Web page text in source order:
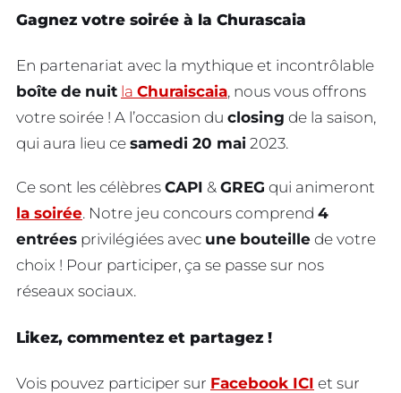
Gagnez votre soirée à la Churascaia
En partenariat avec la mythique et incontrôlable
boîte de nuit la Churaiscaia, nous vous offrons
votre soirée ! A l’occasion du closing de la saison,
qui aura lieu ce samedi 20 mai 2023.
Ce sont les célèbres CAPI & GREG qui animeront
la soirée. Notre jeu concours comprend 4
entrées privilégiées avec une bouteille de votre
choix ! Pour participer, ça se passe sur nos
réseaux sociaux.
Likez, commentez et partagez !
Vois pouvez participer sur Facebook ICI et sur